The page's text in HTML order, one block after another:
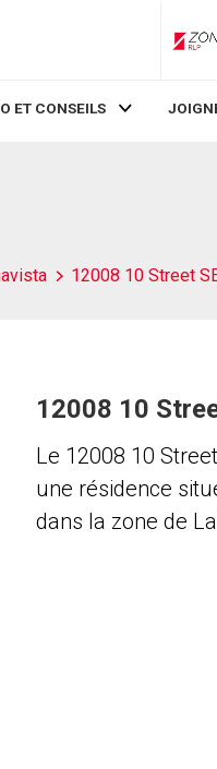
ET CONSEILS
12008 10 Street
12008 10
Le 12008 10
une résidence
dans la zone de